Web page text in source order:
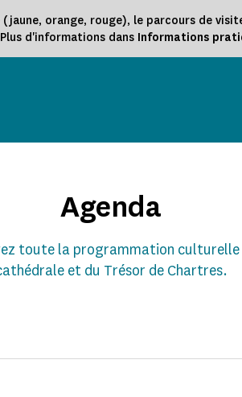
(jaune, orange, rouge), le parcours de
d'informations dans Informations
Agenda
toute la programmation culturelle
et du Trésor de Chartres.